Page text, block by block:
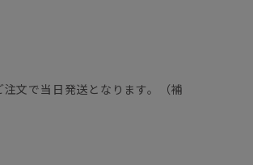
文で当日発送となります。（補